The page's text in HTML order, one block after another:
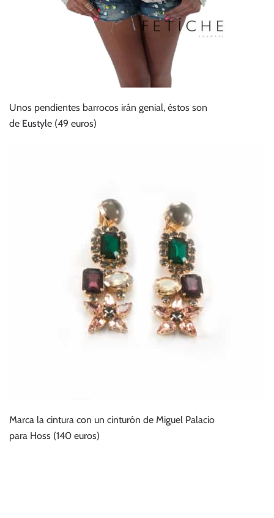
Unos pendientes barrocos irán genial, éstos son
de Eustyle (49 euros)
Marca la cintura con un cinturón de Miguel Palacio
para Hoss (140 euros)